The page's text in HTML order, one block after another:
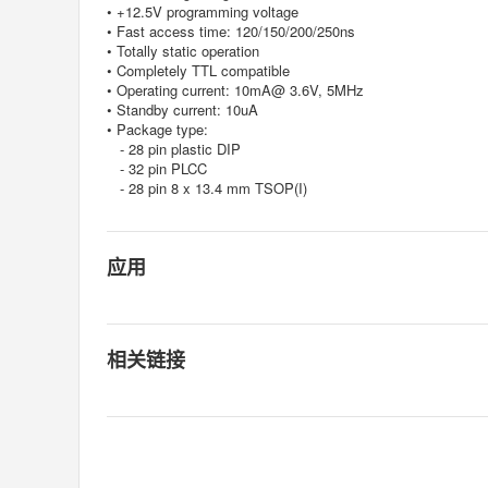
• +12.5V programming voltage
• Fast access time: 120/150/200/250ns
• Totally static operation
• Completely TTL compatible
• Operating current: 10mA@ 3.6V, 5MHz
• Standby current: 10uA
• Package type:
- 28 pin plastic DIP
- 32 pin PLCC
- 28 pin 8 x 13.4 mm TSOP(I)
应用
相关链接